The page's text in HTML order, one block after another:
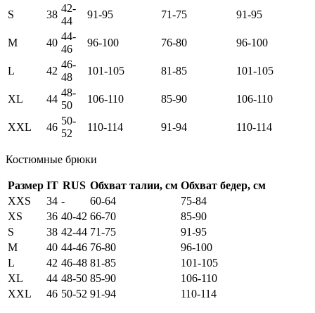
S 38
42-
44
91-95 71-75 91-95
M 40
44-
46
96-100 76-80 96-100
L 42
46-
48
101-105 81-85 101-105
XL 44
48-
50
106-110 85-90 106-110
XXL 46
50-
52
110-114 91-94 110-114
Костюмные брюки
Размер IT RUS Обхват талии, см Обхват бедер, см
XXS
34 - 60-64
75-84
XS
36 40-42 66-70
85-90
S
38 42-44 71-75
91-95
M
40 44-46 76-80
96-100
L
42 46-48 81-85
101-105
XL
44 48-50 85-90
106-110
XXL
46 50-52 91-94 110-114